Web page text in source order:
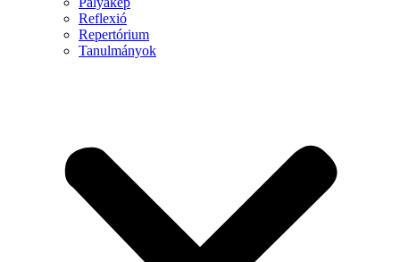
Reflexió
Repertórium
Tanulmányok